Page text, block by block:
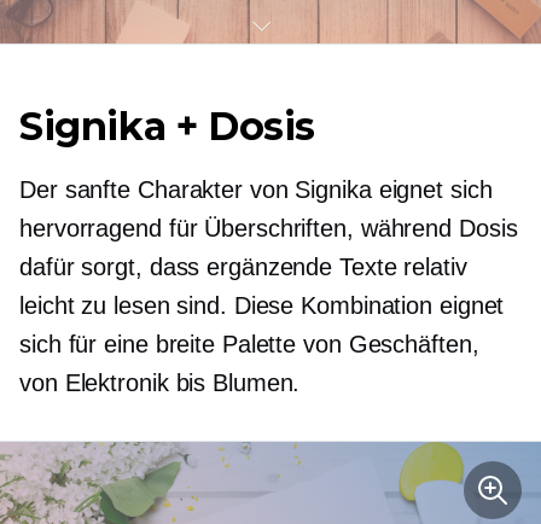
Signika + Dosis
Der sanfte Charakter von Signika eignet sich
hervorragend für Überschriften, während Dosis
dafür sorgt, dass ergänzende Texte relativ
leicht zu lesen sind. Diese Kombination eignet
sich für eine breite Palette von Geschäften,
von Elektronik bis Blumen.